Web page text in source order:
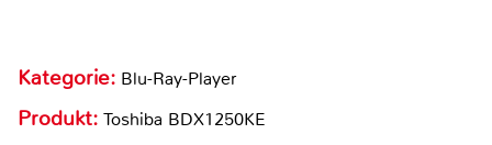
Kategorie: Blu-Ray-Player
Produkt: Toshiba BDX1250KE